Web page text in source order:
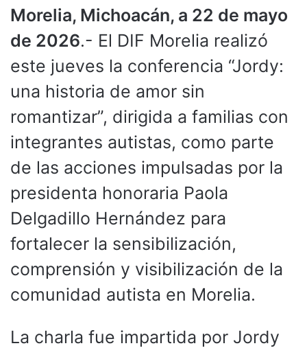
Morelia, Michoacán, a 22 de mayo
de 2026.- El DIF Morelia realizó
este jueves la conferencia “Jordy:
una historia de amor sin
romantizar”, dirigida a familias con
integrantes autistas, como parte
de las acciones impulsadas por la
presidenta honoraria Paola
Delgadillo Hernández para
fortalecer la sensibilización,
comprensión y visibilización de la
comunidad autista en Morelia.
La charla fue impartida por Jordy